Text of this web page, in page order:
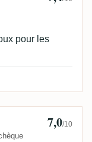
pour les
7,0/10